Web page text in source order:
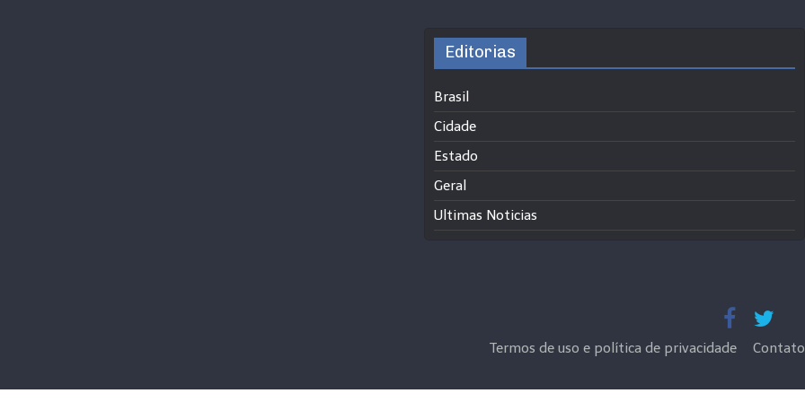
Editorias
Brasil
Cidade
Estado
Geral
Ultimas Noticias
Termos de uso e política de privacidade Contato